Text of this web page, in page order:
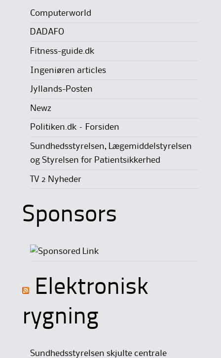
Computerworld
DADAFO
Fitness-guide.dk
Ingeniøren articles
Jyllands-Posten
Newz
Politiken.dk – Forsiden
Sundhedsstyrelsen, Lægemiddelstyrelsen
og Styrelsen for Patientsikkerhed
TV 2 Nyheder
Sponsors
Elektronisk
rygning
Sundhedsstyrelsen skjulte centrale